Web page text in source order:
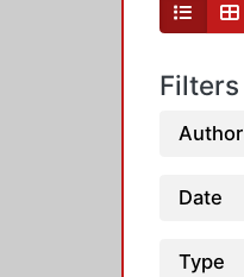
Filters
Author
Date
Type